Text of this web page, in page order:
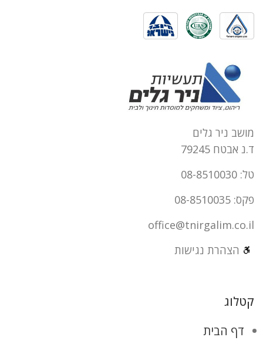
מושב ניר גלים
ד.נ אבטח 79245
טל: 08-8510030
פקס: 08-8510035
office@tnirgalim.co.il
הצהרת נגישות
קטלוג
דף הבית